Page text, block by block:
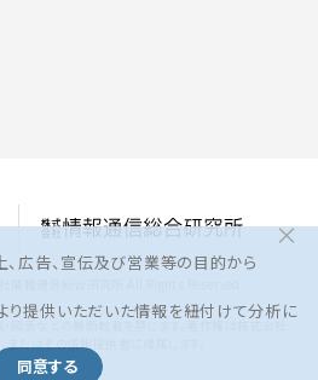
報通信総合研究所 All Rights Reserved.
図表などの無断転載を禁じます。著作権は株式会社
たはその情報提供者に帰属します。
広告、宣伝及び営業等の目的から
り提供いただいた情報を紐付けて分析に
同意する
×